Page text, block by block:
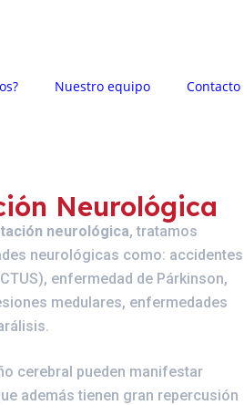
Nuestro equipo Contacto
Neurológica
neurológica, tratamos
neurológicas como: accidentes
enfermedad de Párkinson,
medulares, enfermedades
cerebral pueden manifestar
además tienen gran repercusión